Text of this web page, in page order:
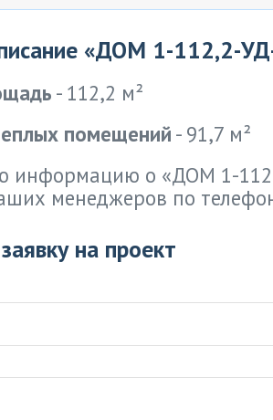
«ДОМ 1-112,2-
- 112,2 м²
помещений - 91,7 м²
информацию о «ДОМ 1-
менеджеров по
на проект